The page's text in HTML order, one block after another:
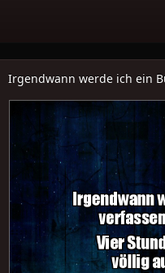
Irgendwann werde ich ein